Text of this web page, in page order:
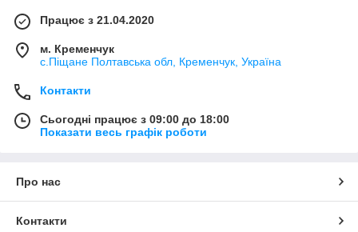
Працює з 21.04.2020
м. Кременчук
с.Піщане Полтавська обл, Кременчук, Україна
Контакти
Сьогодні працює з 09:00 до 18:00
Показати весь графік роботи
Про нас
Контакти